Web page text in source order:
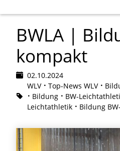
BWLA |
kompakt
02.10.2024
WLV
Top-News WLV
Bildung
BW-
Leichtathletik
Bildung